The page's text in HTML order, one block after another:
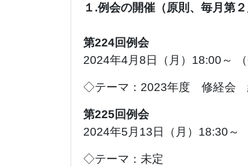
１.例会の開催（原則、毎月第
第224回例会
2024年4月8日（月）18:00～
◇テーマ：2023年度 修経会
第225回例会
2024年5月13日（月）18:30～
◇テーマ：未定